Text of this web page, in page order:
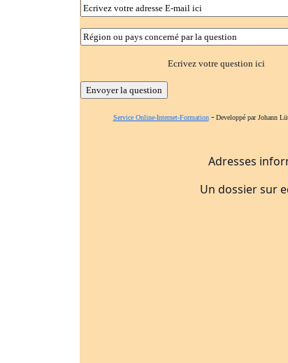
Ecrivez votre question ici
Service Online-Internet-Formation- Developpé par Johann
Adresses
Un dossier sur